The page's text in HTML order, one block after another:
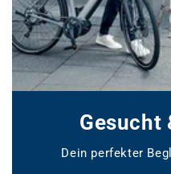
Gesucht
Dein perfekter